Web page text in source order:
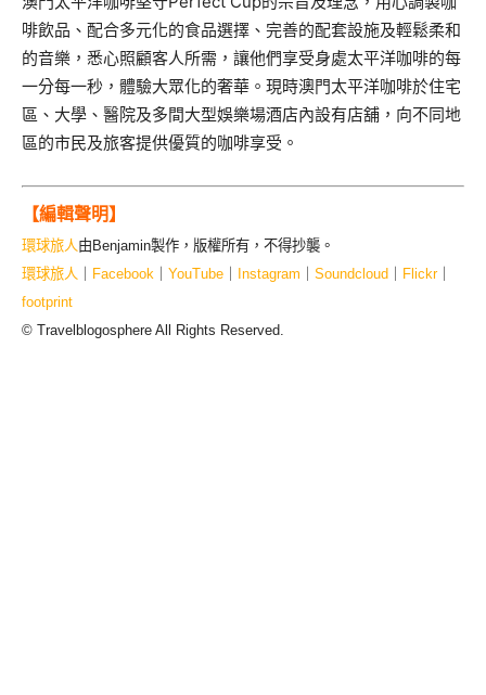
啡飲品、配合多元化的食品選擇、完善的配套設施及輕鬆柔和
的音樂，悉心照顧客人所需，讓他們享受身處太平洋咖啡的每
一分每一秒，體驗大眾化的奢華。現時澳門太平洋咖啡於住宅
區、大學、醫院及多間大型娛樂場酒店內設有店舖，向不同地
區的市民及旅客提供優質的咖啡享受。
【編輯聲明】
環球旅人 由Benjamin製作，版權所有，不得抄襲。
環球旅人
Facebook YouTube Instagram Soundcloud Flickr｜
footprint
© Travelblogosphere All Rights Reserved.